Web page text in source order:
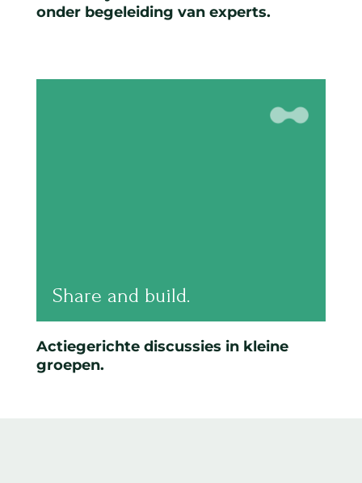
onder begeleiding van experts.
Share and build.
Actiegerichte discussies in kleine
groepen.